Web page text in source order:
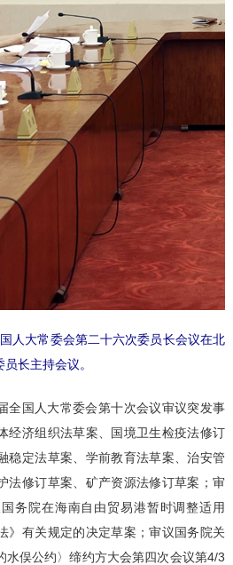
大常委会第二十六次委员长会议在北
长主持会议。
国人大常委会第十次会议审议突发事
经济组织法草案、国境卫生检疫法修订
稳定法草案、学前教育法草案、治安管
法修订草案、矿产资源法修订草案；审
务院在海南自由贸易港暂时调整适用
》有关规定的决定草案；审议国务院关
水俣公约〉缔约方大会第四次会议第4/3